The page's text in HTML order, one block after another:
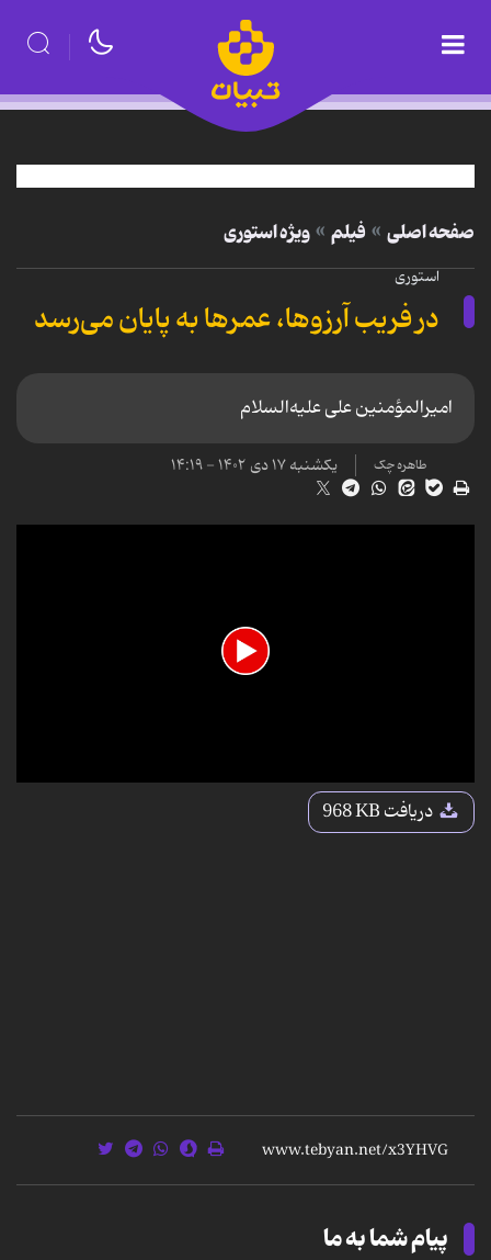
صفحه اصلی فیلم ویژه استوری
استوری
در فریب آرزوها، عمرها به پایان می‌رسد
امیرالمؤمنین علی علیه‌السلام
طاهره چک یکشنبه ۱۷ دی ۱۴۰۲ - ۱۴:۱۹
0
دریافت968 KB
پیام شما به ما